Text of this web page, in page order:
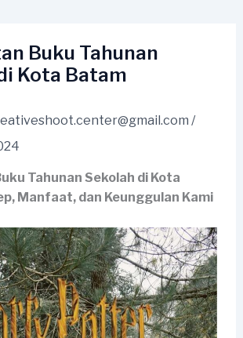
Buku Tahunan
Kota Batam
/
Tahunan Sekolah di Kota
Manfaat, dan Keunggulan Kami